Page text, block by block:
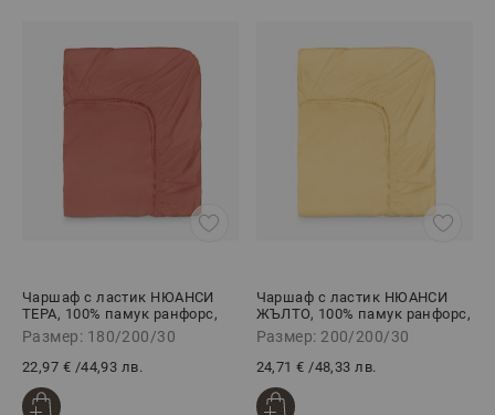
Чаршаф с ластик НЮАНСИ
ТЕРА, 100% памук ранфорс,
180/200/30 см
Размер: 180/200/30
22,97 € /44,93 лв.
Чаршаф с ластик НЮАНСИ
ЖЪЛТО, 100% памук ранфорс,
200/200/30 см
Размер: 200/200/30
24,71 € /48,33 лв.